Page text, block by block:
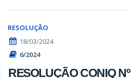
RESOLUÇÃO
18/03/2024
6/2024
RESOLUÇÃO CONIQ